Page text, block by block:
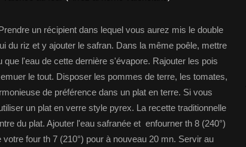
un récipient dans lequel vous aurez mis le double
du riz et y ajouter le safran. Dans la même poêle, mettre
que l'eau de cette dernière s'évapore. Rajouter les pois
le tout. Disposer les pommes de terre, les tomates,
de préférence dans un plat en terre. Si vous
un plat en verre style pyrex. La recette traditionnelle
du plat. Ajouter l'eau safranée et enfourner th 8 (240°)
four th 7 (210°) pour à nouveau 20 mn. Servir au